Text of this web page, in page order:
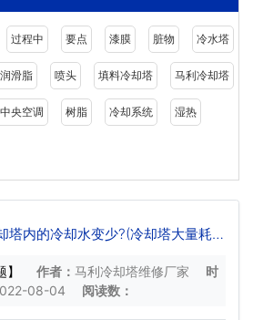
过程中 要点 漆膜 脏物 冷水塔
润滑脂 喷头 填料冷却塔 马利冷却塔
中央空调 树脂 冷却系统 湿热
塔内的冷却水变少?(冷却塔大量耗水
作者： 马利冷却塔维修厂家
时
08-04 阅读数：